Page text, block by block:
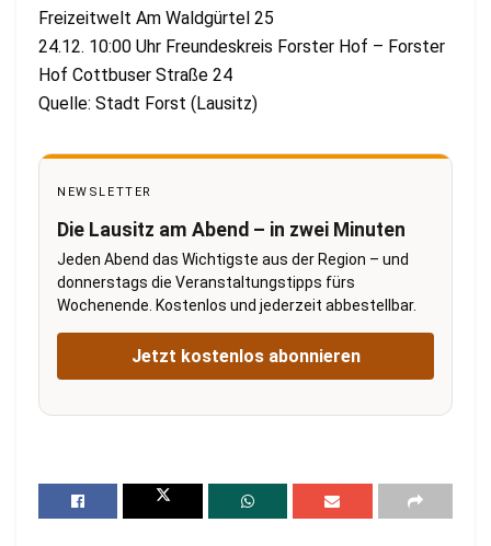
Freizeitwelt Am Waldgürtel 25
24.12. 10:00 Uhr Freundeskreis Forster Hof – Forster
Hof Cottbuser Straße 24
Quelle: Stadt Forst (Lausitz)
NEWSLETTER
Die Lausitz am Abend – in zwei Minuten
Jeden Abend das Wichtigste aus der Region – und
donnerstags die Veranstaltungstipps fürs
Wochenende. Kostenlos und jederzeit abbestellbar.
Jetzt kostenlos abonnieren